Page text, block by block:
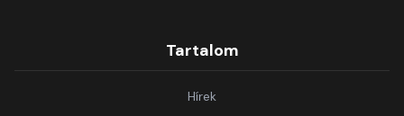
Tartalom
Hírek